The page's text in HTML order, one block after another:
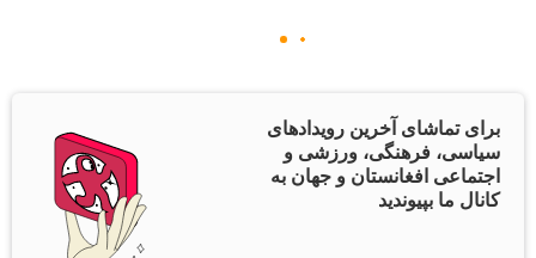
برای تماشای آخرین رویدادهای
سیاسی، فرهنگی، ورزشی و
اجتماعی افغانستان و جهان به
کانال ما بپیوندید